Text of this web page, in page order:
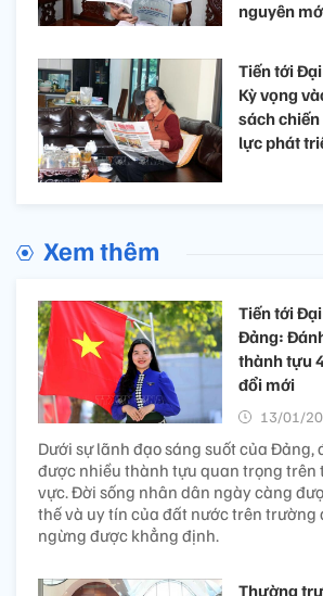
nguyên
Tiến tới
Kỳ vọng
sách
lực phát
Xem thêm
Tiến tới
Đảng:
thành tựu
đổi mới
13/01/
Dưới sự lãnh đạo sáng suốt của Đảng,
được nhiều thành tựu quan trọng trên
vực. Đời sống nhân dân ngày càng
thế và uy tín của đất nước trên trường
ngừng được khẳng định.
Thường